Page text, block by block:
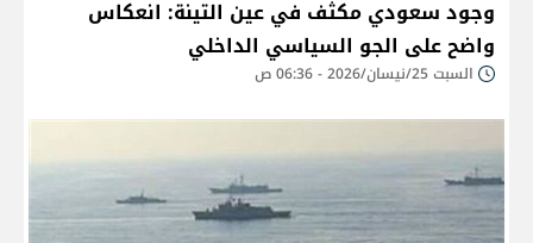
وجود سعودي مكثف في عين التينة: انعكاس
واضح على الجو السياسي الداخلي
السبت 25/نيسان/2026 - 06:36 ص